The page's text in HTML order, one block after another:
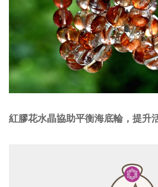
紅膠花水晶協助平衡海底輪，提升